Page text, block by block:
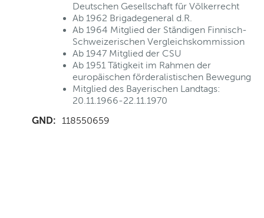
Deutschen Gesellschaft für Völkerrecht
Ab 1962 Brigadegeneral d.R.
Ab 1964 Mitglied der Ständigen Finnisch-
Schweizerischen Vergleichskommission
Ab 1947 Mitglied der CSU
Ab 1951 Tätigkeit im Rahmen der
europäischen förderalistischen Bewegung
Mitglied des Bayerischen Landtags:
20.11.1966-22.11.1970
GND: 118550659